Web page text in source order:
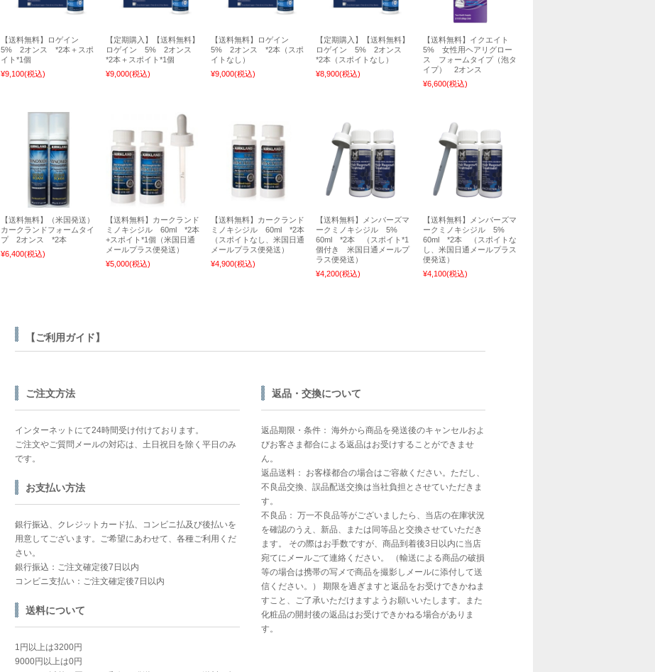
【送料無料】ロゲイン
5% 2オンス *2本＋スポ
イト*1個
¥9,100(税込)
【定期購入】【送料無料】
ロゲイン 5% 2オンス
*2本＋スポイト*1個
¥9,000(税込)
【送料無料】ロゲイン
5% 2オンス *2本（スポ
イトなし）
¥9,000(税込)
【定期購入】【送料無料】
ロゲイン 5% 2オンス
*2本（スポイトなし）
¥8,900(税込)
【送料無料】イクエイト
5% 女性用ヘアリグロー
ス フォームタイプ（泡タ
イプ） 2オンス
¥6,600(税込)
【送料無料】（米国発送）
カークランドフォームタイ
プ 2オンス *2本
¥6,400(税込)
【送料無料】カークランド
ミノキシジル 60ml *2本
+スポイト*1個（米国日通
メールプラス便発送）
¥5,000(税込)
【送料無料】カークランド
ミノキシジル 60ml *2本
（スポイトなし、米国日通
メールプラス便発送）
¥4,900(税込)
【送料無料】メンバーズマ
ークミノキシジル 5%
60ml *2本 （スポイト*1
個付き 米国日通メールプ
ラス便発送）
¥4,200(税込)
【送料無料】メンバーズマ
ークミノキシジル 5%
60ml *2本 （スポイトな
し、米国日通メールプラス
便発送）
¥4,100(税込)
【ご利用ガイド】
ご注文方法
インターネットにて24時間受け付けております。
ご注文やご質問メールの対応は、土日祝日を除く平日のみ
です。
お支払い方法
銀行振込、クレジットカード払、コンビニ払及び後払いを
用意してございます。ご希望にあわせて、各種ご利用くだ
さい。
銀行振込：ご注文確定後7日以内
コンビニ支払い：ご注文確定後7日以内
送料について
1円以上は3200円
9000円以上は0円
返品・交換について
返品期限・条件： 海外から商品を発送後のキャンセルおよ
びお客さま都合による返品はお受けすることができませ
ん。
返品送料： お客様都合の場合はご容赦ください。ただし、
不良品交換、誤品配送交換は当社負担とさせていただきま
す。
不良品： 万一不良品等がございましたら、当店の在庫状況
を確認のうえ、新品、または同等品と交換させていただき
ます。 その際はお手数ですが、商品到着後3日以内に当店
宛てにメールごて連絡ください。 （輸送による商品の破損
等の場合は携帯の写メで商品を撮影しメールに添付して送
信ください。） 期限を過ぎますと返品をお受けできかねま
すこと、ご了承いただけますようお願いいたします。また
化粧品の開封後の返品はお受けできかねる場合がありま
す。